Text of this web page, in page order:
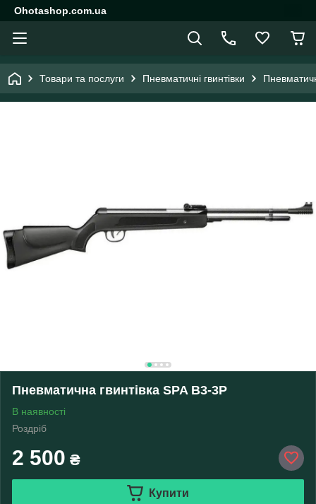
Ohotashop.com.ua
Товари та послуги Пневматичні гвинтівки
Пневматична гвинтівка SPA B3-3P
В наявності
Роздріб
2 500 ₴
Купити